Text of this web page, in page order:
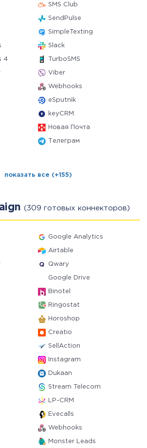
SMS Club
SendPulse
SimpleTexting
Slack
4 TurboSMS
Viber
Webhooks
eSputnik
keyCRM
Новая Почта
Телеграм
показать все (+155)
(309 готовых коннекторов)
Google Analytics
Airtable
Qwary
Google Drive
Binotel
Ringostat
Horoshop
Creatio
SellAction
Instagram
Dukaan
Stream Telecom
LP-CRM
Evecalls
Webhooks
Monster Leads